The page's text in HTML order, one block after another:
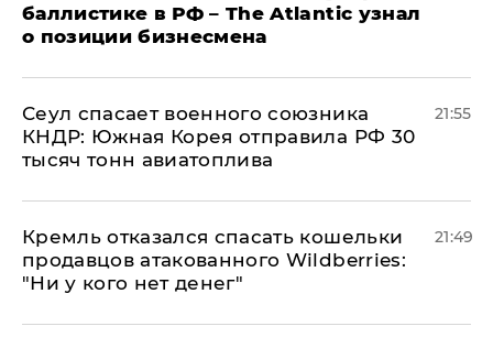
баллистике в РФ – The Atlantic узнал
о позиции бизнесмена
​Сеул спасает военного союзника
КНДР: Южная Корея отправила РФ 30
тысяч тонн авиатоплива
21:55
Кремль отказался спасать кошельки
продавцов атакованного Wildberries:
"Ни у кого нет денег"
21:49